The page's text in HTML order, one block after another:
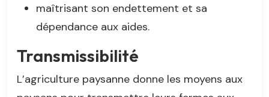
maîtrisant son endettement et sa
dépendance aux aides.
Transmissibilité
L’agriculture paysanne donne les moyens aux